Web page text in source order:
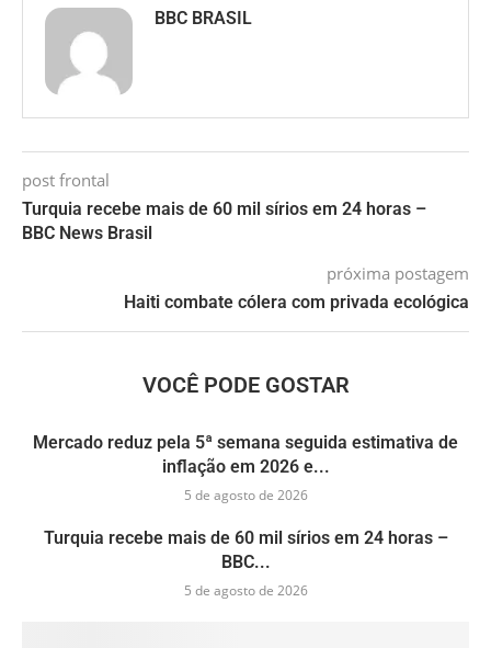
BBC BRASIL
post frontal
Turquia recebe mais de 60 mil sírios em 24 horas –
BBC News Brasil
próxima postagem
Haiti combate cólera com privada ecológica
VOCÊ PODE GOSTAR
Mercado reduz pela 5ª semana seguida estimativa de
inflação em 2026 e...
5 de agosto de 2026
Turquia recebe mais de 60 mil sírios em 24 horas –
BBC...
5 de agosto de 2026